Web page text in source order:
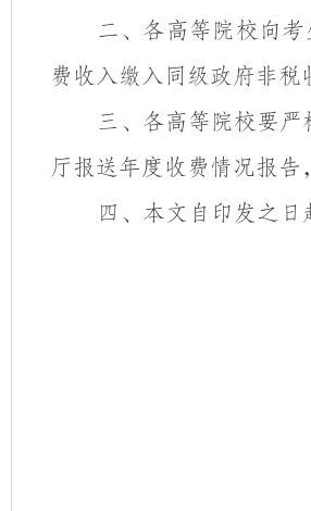
二、各高等院校向
费收入缴入同级政府非
三、各高等院校要
厅报送年度收费情况报
四、本文自印发之日